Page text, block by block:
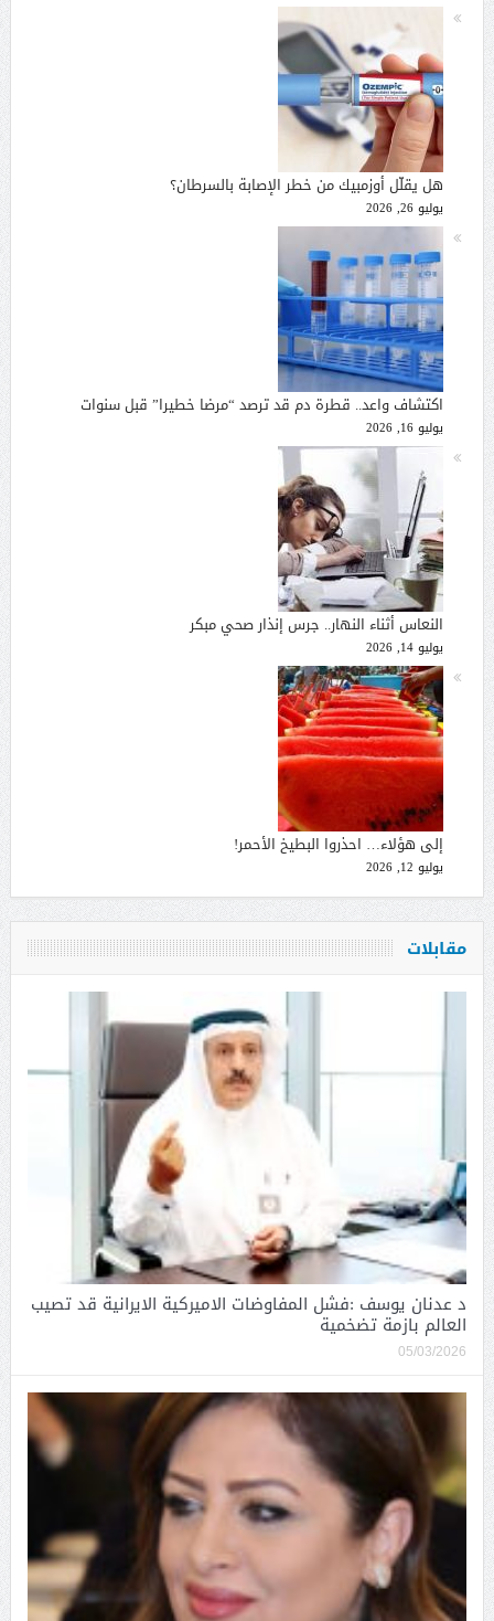
هل يقلّل أوزمبيك من خطر الإصابة بالسرطان؟
يوليو 26, 2026
اكتشاف واعد.. قطرة دم قد ترصد “مرضا خطيرا” قبل سنوات
يوليو 16, 2026
النعاس أثناء النهار.. جرس إنذار صحي مبكر
يوليو 14, 2026
إلى هؤلاء… احذروا البطيخ الأحمر!
يوليو 12, 2026
مقابلات
د عدنان يوسف :فشل المفاوضات الاميركية الايرانية قد تصيب
العالم بازمة تضخمية
05/03/2026